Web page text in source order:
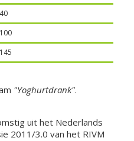
40
100
145
"Yoghurtdrank".
uit het Nederlands
2011/3.0 van het RIVM